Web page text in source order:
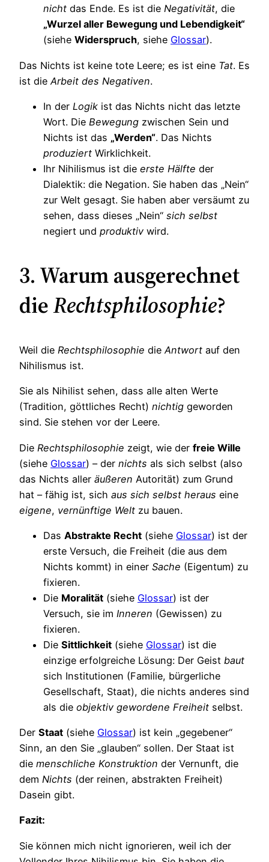
nicht das Ende. Es ist die Negativität, die
„Wurzel aller Bewegung und Lebendigkeit“
(siehe Widerspruch, siehe Glossar).
Das Nichts ist keine tote Leere; es ist eine Tat. Es
ist die Arbeit des Negativen.
In der Logik ist das Nichts nicht das letzte
Wort. Die Bewegung zwischen Sein und
Nichts ist das „Werden“. Das Nichts
produziert Wirklichkeit.
Ihr Nihilismus ist die erste Hälfte der
Dialektik: die Negation. Sie haben das „Nein“
zur Welt gesagt. Sie haben aber versäumt zu
sehen, dass dieses „Nein“ sich selbst
negiert und produktiv wird.
3. Warum ausgerechnet
dieRechtsphilosophie?
Weil die Rechtsphilosophie die Antwort auf den
Nihilismus ist.
Sie als Nihilist sehen, dass alle alten Werte
(Tradition, göttliches Recht) nichtig geworden
sind. Sie stehen vor der Leere.
Die Rechtsphilosophie zeigt, wie der freie Wille
(siehe Glossar) – der nichts als sich selbst (also
das Nichts aller äußeren Autorität) zum Grund
hat – fähig ist, sich aus sich selbst heraus eine
eigene, vernünftige Welt zu bauen.
Das Abstrakte Recht (siehe Glossar) ist der
erste Versuch, die Freiheit (die aus dem
Nichts kommt) in einer Sache (Eigentum) zu
fixieren.
Die Moralität (siehe Glossar) ist der
Versuch, sie im Inneren (Gewissen) zu
fixieren.
Die Sittlichkeit (siehe Glossar) ist die
einzige erfolgreiche Lösung: Der Geist baut
sich Institutionen (Familie, bürgerliche
Gesellschaft, Staat), die nichts anderes sind
als die objektiv gewordene Freiheit selbst.
Der Staat (siehe Glossar) ist kein „gegebener“
Sinn, an den Sie „glauben“ sollen. Der Staat ist
die menschliche Konstruktion der Vernunft, die
dem Nichts (der reinen, abstrakten Freiheit)
Dasein gibt.
Fazit:
Sie können mich nicht ignorieren, weil ich der